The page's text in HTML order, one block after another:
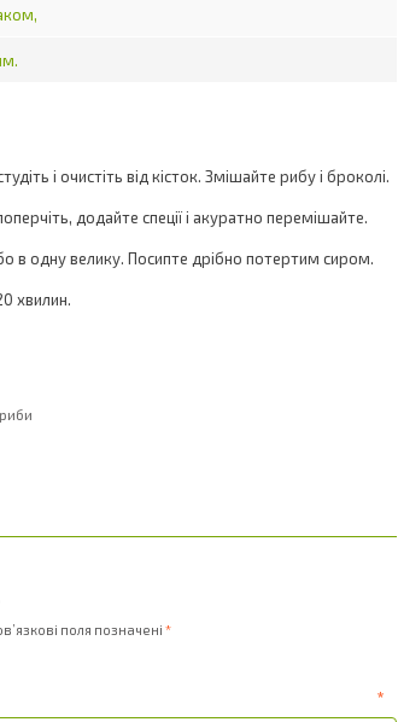
і очистіть від кісток. Змішайте рибу і броколі.
додайте спеції і акуратно перемішайте.
в одну велику. Посипте дрібно потертим сиром.
хвилин.
поля позначені *
*